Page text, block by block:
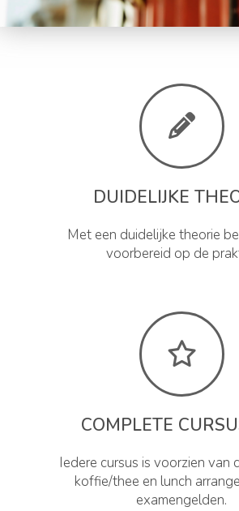
DUIDELIJKE
Met een duidelijke theorie
voorbereid op de
COMPLETE
Iedere cursus is voorzien van
koffie/thee en lunch
examengelden.